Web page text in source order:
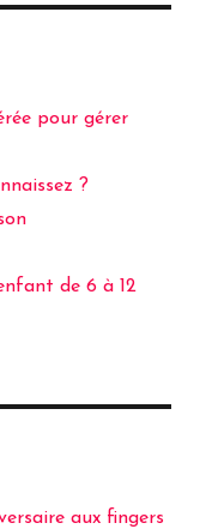
pour gérer
?
de 6 à 12
aux fingers